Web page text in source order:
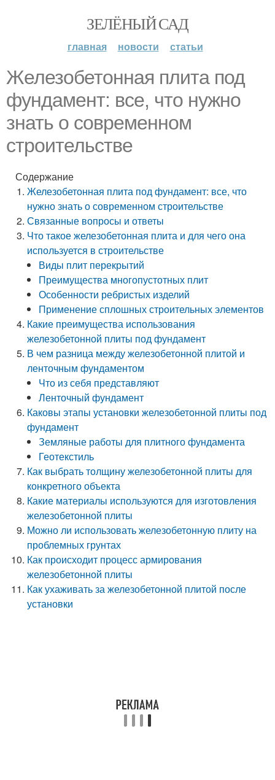
ЗЕЛЁНЫЙ САД
главная новости статьи
Железобетонная плита под
фундамент: все, что нужно
знать о современном
строительстве
Содержание
Железобетонная плита под фундамент: все, что
нужно знать о современном строительстве
Связанные вопросы и ответы
Что такое железобетонная плита и для чего она
используется в строительстве
Виды плит перекрытий
Преимущества многопустотных плит
Особенности ребристых изделий
Применение сплошных строительных элементов
Какие преимущества использования
железобетонной плиты под фундамент
В чем разница между железобетонной плитой и
ленточным фундаментом
Что из себя представляют
Ленточный фундамент
Каковы этапы установки железобетонной плиты под
фундамент
Земляные работы для плитного фундамента
Геотекстиль
Как выбрать толщину железобетонной плиты для
конкретного объекта
Какие материалы используются для изготовления
железобетонной плиты
Можно ли использовать железобетонную плиту на
проблемных грунтах
Как происходит процесс армирования
железобетонной плиты
Как ухаживать за железобетонной плитой после
установки